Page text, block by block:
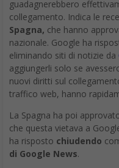
guadagnerebbero
collegamento. Indica le
Spagna, che hanno
nazionale. Google ha
eliminando siti di notizie da
aggiungerli solo se
nuovi diritti sul
traffico web, hanno
La Spagna ha poi
che questa vietava a
ha risposto chiudendo
di Google News.